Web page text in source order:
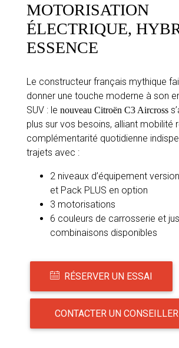
MOTORISATION
ÉLECTRIQUE,
ESSENCE
Le constructeur français mythique
donner une touche moderne à son
SUV : le nouveau Citroën C3 Aircross
plus sur vos besoins, alliant mobilité
complémentarité quotidienne
trajets avec :
2 niveaux d’équipement
et Pack PLUS en option
3 motorisations
6 couleurs de carrosserie et
combinaisons disponibles
RÉSERVER UN ESSAI
CONTACTER UN CONSEILLER